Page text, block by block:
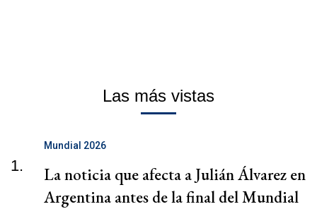
Las más vistas
1.
Mundial 2026
La noticia que afecta a Julián Álvarez en
Argentina antes de la final del Mundial